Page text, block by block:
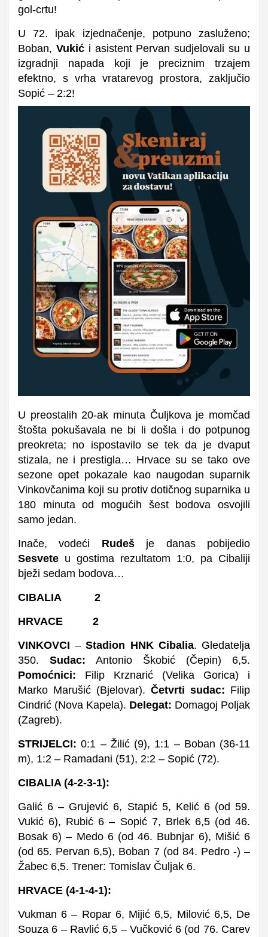
gol-crtu!
U 72. ipak izjednačenje, potpuno zasluženo;
Boban, Vukići asistent Pervan sudjelovali su u
izgradnji napada koji je preciznim trzajem
efektno, s vrha vratarevog prostora, zaključio
Sopić – 2:2!
U preostalih 20-ak minuta Čuljkova je momčad
štošta pokušavala ne bi li došla i do potpunog
preokreta; no ispostavilo se tek da je dvaput
stizala, ne i prestigla… Hrvace su se tako ove
sezone opet pokazale kao naugodan suparnik
Vinkovčanima koji su protiv dotičnog suparnika u
180 minuta od mogućih šest bodova osvojili
samo jedan.
Inače, vodeći Rudešje danas pobijedio
Sesvete u gostima rezultatom 1:0, pa Cibaliji
bježi sedam bodova…
CIBALIA 2
HRVACE 2
VINKOVCI –Stadion HNK Cibalia. Gledatelja
350. Sudac: Antonio Škobić (Čepin) 6,5.
Pomoćnici: Filip Krznarić (Velika Gorica) i
Marko Marušić (Bjelovar). Četvrti sudac: Filip
Cindrić (Nova Kapela). Delegat: Domagoj Poljak
(Zagreb).
STRIJELCI: 0:1 – Žilić (9), 1:1 – Boban (36-11
m), 1:2 – Ramadani (51), 2:2 – Sopić (72).
CIBALIA (4-2-3-1):
Galić 6 – Grujević 6, Stapić 5, Kelić 6 (od 59.
Vukić 6), Rubić 6 – Sopić 7, Brlek 6,5 (od 46.
Bosak 6) – Medo 6 (od 46. Bubnjar 6), Mišić 6
(od 65. Pervan 6,5), Boban 7 (od 84. Pedro -) –
Žabec 6,5. Trener: Tomislav Čuljak 6.
HRVACE (4-1-4-1):
Vukman 6 – Ropar 6, Mijić 6,5, Milović 6,5, De
Souza 6 – Ravlić 6,5 – Vučković 6 (od 76. Carev